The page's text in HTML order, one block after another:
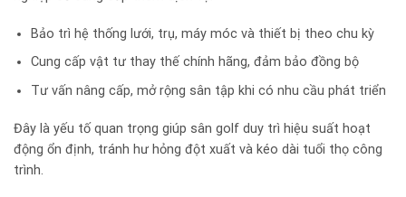
Bảo trì hệ thống lưới, trụ, máy móc và thiết bị theo chu kỳ
Cung cấp vật tư thay thế chính hãng, đảm bảo đồng bộ
Tư vấn nâng cấp, mở rộng sân tập khi có nhu cầu phát triển
Đây là yếu tố quan trọng giúp sân golf duy trì hiệu suất hoạt
động ổn định, tránh hư hỏng đột xuất và kéo dài tuổi thọ công
trình.